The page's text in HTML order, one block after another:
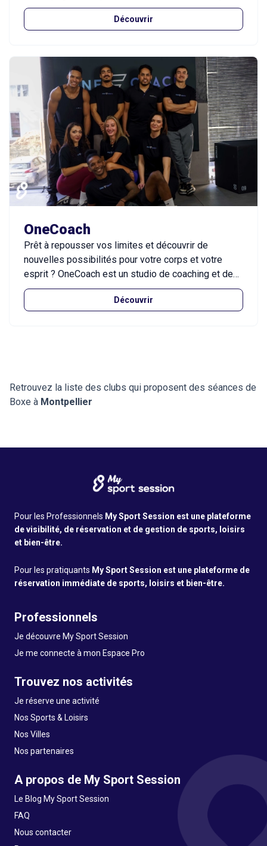
et une ambiance motivante pour progresser en toute
Découvrir
OneCoach
Prêt à repousser vos limites et découvrir de
nouvelles possibilités pour votre corps et votre
esprit ? OneCoach est un studio de coaching et de
fitness moderne, conçu pour maximiser votre bien-
être et performance, dans un cadre accueillant et
Découvrir
Retrouvez la liste des clubs qui proposent des séances de
Boxe à Montpellier
Pour les Professionnels My Sport Session est une plateforme
de visibilité, de réservation et de gestion de sports, loisirs
et bien-être.
Pour les pratiquants My Sport Session est une plateforme de
réservation immédiate de sports, loisirs et bien-être.
Professionnels
Je découvre My Sport Session
Je me connecte à mon Espace Pro
Trouvez nos activités
Je réserve une activité
Nos Sports & Loisirs
Nos Villes
Nos partenaires
A propos de My Sport Session
Le Blog My Sport Session
FAQ
Nous contacter